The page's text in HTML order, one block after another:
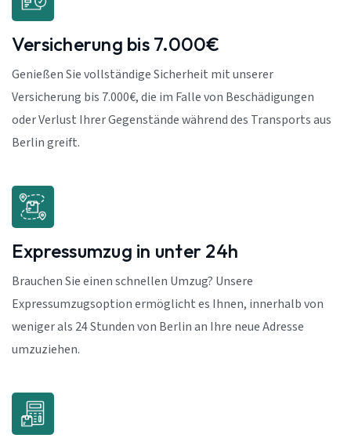
Versicherung bis 7.000€
Genießen Sie vollständige Sicherheit mit unserer
Versicherung bis 7.000€, die im Falle von Beschädigungen
oder Verlust Ihrer Gegenstände während des Transports aus
Berlin greift.
Expressumzug in unter 24h
Brauchen Sie einen schnellen Umzug? Unsere
Expressumzugsoption ermöglicht es Ihnen, innerhalb von
weniger als 24 Stunden von Berlin an Ihre neue Adresse
umzuziehen.